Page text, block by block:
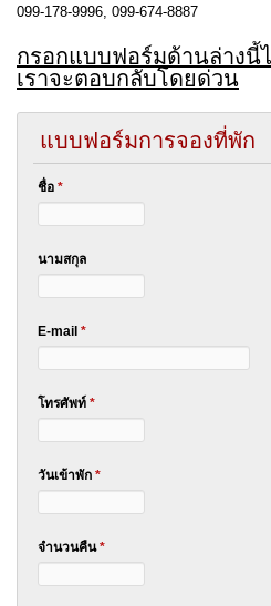
099-178-9996, 099-674-8887
กรอกแบบฟอร์มด้านล่างนี้
เราจะตอบกลับโดยด่วน
แบบฟอร์มการจองที่พัก
ชื่อ *
นามสกุล
E-mail *
โทรศัพท์ *
วันเข้าพัก *
จำนวนคืน*